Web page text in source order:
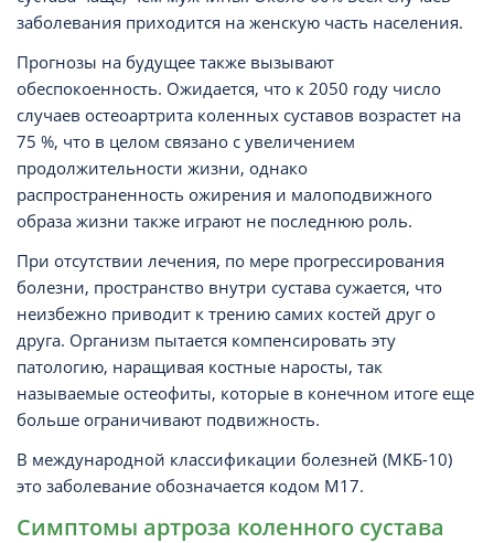
заболевания приходится на женскую часть населения.
Прогнозы на будущее также вызывают
обеспокоенность. Ожидается, что к 2050 году число
случаев остеоартрита коленных суставов возрастет на
75 %, что в целом связано с увеличением
продолжительности жизни, однако
распространенность ожирения и малоподвижного
образа жизни также играют не последнюю роль.
При отсутствии лечения, по мере прогрессирования
болезни, пространство внутри сустава сужается, что
неизбежно приводит к трению самих костей друг о
друга. Организм пытается компенсировать эту
патологию, наращивая костные наросты, так
называемые остеофиты, которые в конечном итоге еще
больше ограничивают подвижность.
В международной классификации болезней (МКБ-10)
это заболевание обозначается кодом M17.
Симптомы артроза коленного сустава